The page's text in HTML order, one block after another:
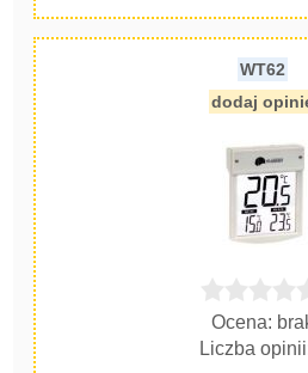
WT62
dodaj
Ocena:
Liczba